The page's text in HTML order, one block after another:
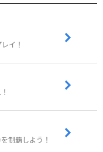
イ！
制覇しよう！